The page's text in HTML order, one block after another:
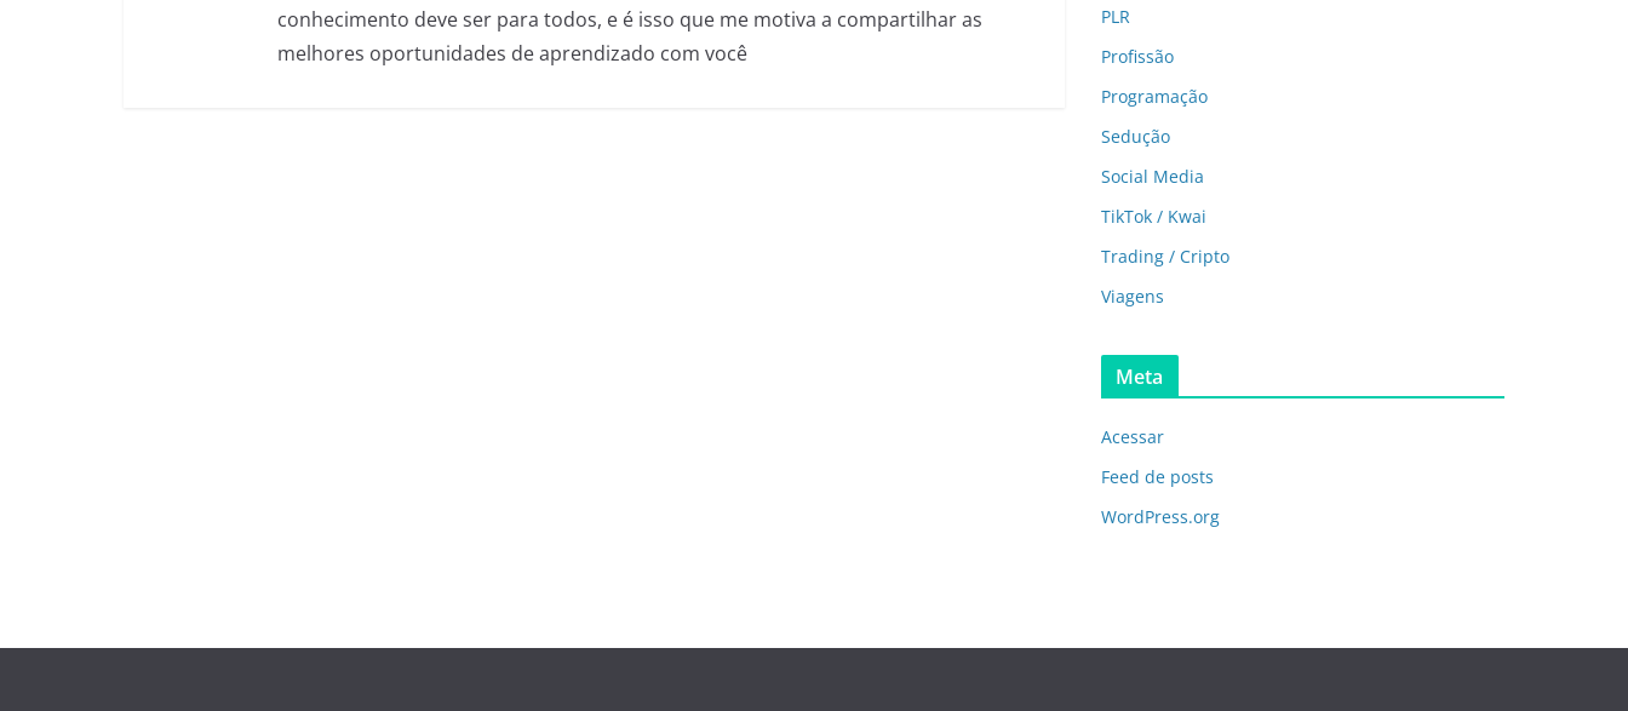
conhecimento deve ser para todos, e é isso que me motiva a compartilhar as
melhores oportunidades de aprendizado com você
PLR
Profissão
Programação
Sedução
Social Media
TikTok / Kwai
Trading / Cripto
Viagens
Meta
Acessar
Feed de posts
WordPress.org